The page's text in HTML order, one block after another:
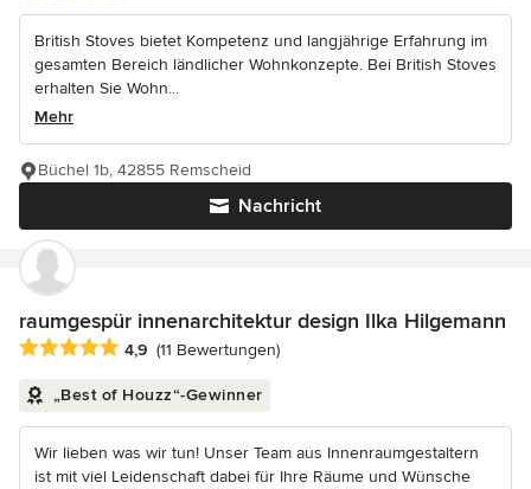
British Stoves bietet Kompetenz und langjährige Erfahrung im
gesamten Bereich ländlicher Wohnkonzepte. Bei British Stoves
erhalten Sie Wohn...
Mehr
Nachricht
Büchel 1b, 42855 Remscheid
raumgespür innenarchitektur design Ilka Hilgemann
Durchschnittliche Bewertung: 4.9 von 5 Sternen
4,9 (11 Bewertungen)
„Best of Houzz“-Gewinner
Wir lieben was wir tun! Unser Team aus Innenraumgestaltern
ist mit viel Leidenschaft dabei für Ihre Räume und Wünsche